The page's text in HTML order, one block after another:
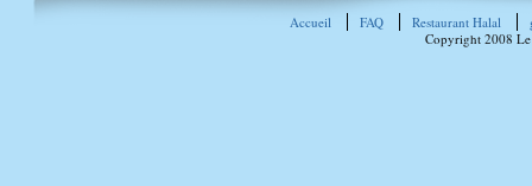
Accueil FAQ Restaurant Halal
Copyright 2008